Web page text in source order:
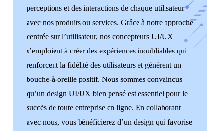
conception d’UI/UX dans ses
services de création web ?
Travailler avec une agence qui met l’accent sur la
conception d’UI/UX dans ses services de création web
offre de nombreux avantages significatifs pour les clients.
Voici quelques-uns de ces avantages :
1.Expérience utilisateur optimale: En mettant l’accent
sur la conception d’UI/UX, l’agence s’engage à créer des
perceptions et des interactions de chaque utilisateur
avec nos produits ou services. Grâce à notre approche
centrée sur l’utilisateur, nos concepteurs UI/UX
s’emploient à créer des expériences inoubliables qui
renforcent la fidélité des utilisateurs et génèrent un
bouche-à-oreille positif. Nous sommes convaincus
qu’un design UI/UX bien pensé est essentiel pour le
succès de toute entreprise en ligne. En collaborant
avec nous, vous bénéficierez d’un design qui favorise